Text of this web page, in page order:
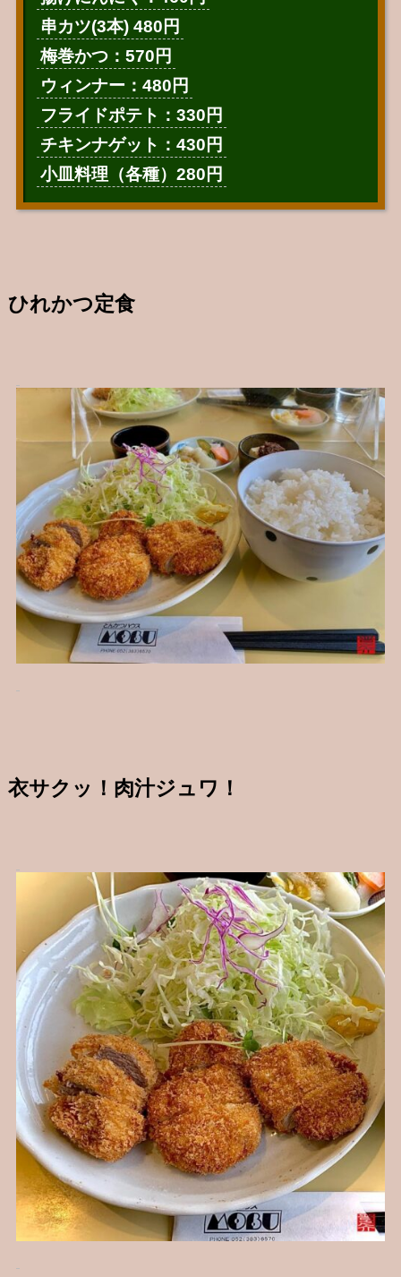
串カツ(3本) 480円
梅巻かつ：570円
ウィンナー：480円
フライドポテト：330円
チキンナゲット：430円
小皿料理（各種）280円
ひれかつ定食
衣サクッ！肉汁ジュワ！